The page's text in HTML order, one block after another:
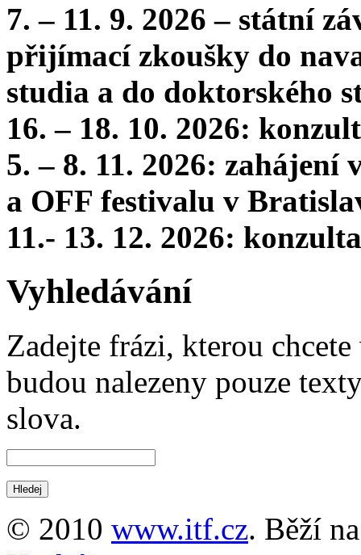
7. – 11. 9. 2026 – státní
přijímací zkoušky do
studia a do doktorského
16. – 18. 10. 2026:
5. – 8. 11. 2026:
a OFF festivalu v
11.- 13. 12. 2026:
Vyhledávání
Zadejte frázi, kterou
budou nalezeny pouze
slova.
© 2010 www.itf.cz. Běží